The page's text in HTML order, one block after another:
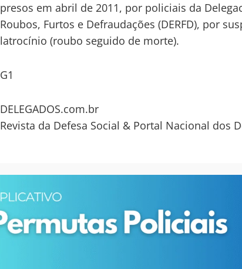
presos em abril de 2011, por policiais da
Roubos, Furtos e Defraudações (DERFD), por
latrocínio (roubo seguido de morte).
G1
DELEGADOS.com.br
Revista da Defesa Social & Portal Nacional dos